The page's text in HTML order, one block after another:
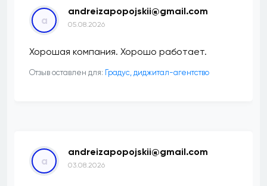
a
andreizapopojskii@gmail.com
05.08.2026
Хорошая компания. Хорошо работает.
Отзыв оставлен для: ​Градус, диджитал-агентство
a
andreizapopojskii@gmail.com
03.08.2026